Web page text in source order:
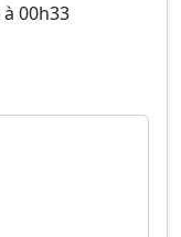
00h33